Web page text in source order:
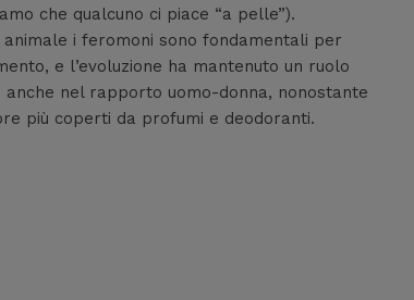
che qualcuno ci piace “a pelle”).
animale i feromoni sono fondamentali per
e l’evoluzione ha mantenuto un ruolo
nel rapporto uomo-donna, nonostante
più coperti da profumi e deodoranti.